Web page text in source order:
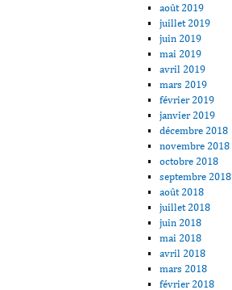
août 2019
juillet 2019
juin 2019
mai 2019
avril 2019
mars 2019
février 2019
janvier 2019
décembre 2018
novembre 2018
octobre 2018
septembre 2018
août 2018
juillet 2018
juin 2018
mai 2018
avril 2018
mars 2018
février 2018